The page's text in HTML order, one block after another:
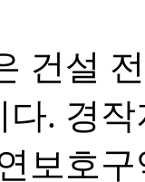
건설
. 경
보호